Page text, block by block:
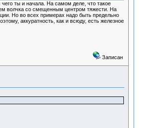
ты и начала. На самом деле, что такое
волчка со смещенным центром тяжести. На
Но во всех примерах надо быть предельно
аккуратность, как и всюду, есть железное
Записан